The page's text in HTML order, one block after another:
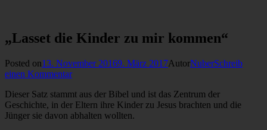
„Lasset die Kinder zu mir kommen“
Posted on13. November 20169. März 2017AutorNuberSchreib
einen Kommentar
Dieser Satz stammt aus der Bibel und ist das Zentrum der
Geschichte, in der Eltern ihre Kinder zu Jesus brachten und die
Jünger sie davon abhalten wollten.